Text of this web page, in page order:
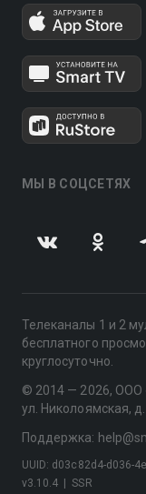
МЫ В СОЦСЕТЯХ
Телеканалы 1 и 2
бесплатного
круглосуточно.
© 2014 — 2026, ООО
ул. Николоямская,
Поддержка:
v3.10.4 SSR
UUID: d03c82d4-d036-